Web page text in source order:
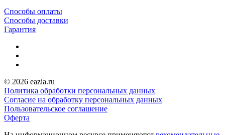
Способы оплаты
Способы доставки
Гарантия
© 2026 eazia.ru
Политика обработки персональных данных
Согласие на обработку персональных данных
Пользовательское соглашение
Оферта